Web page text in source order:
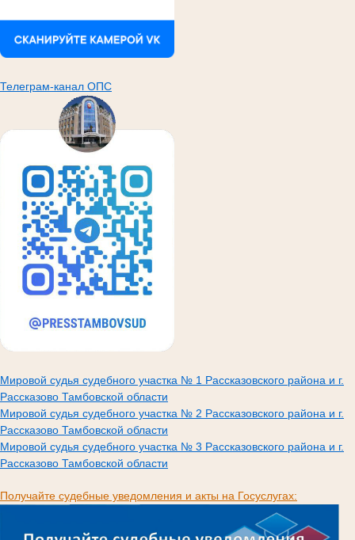
Телеграм-канал ОПС
Мировой судья судебного участка № 1 Рассказовского района и г.
Рассказово Тамбовской области
Мировой судья судебного участка № 2 Рассказовского района и г.
Рассказово Тамбовской области
Мировой судья судебного участка № 3 Рассказовского района и г.
Рассказово Тамбовской области
Получайте судебные уведомления и акты на Госуслугах: